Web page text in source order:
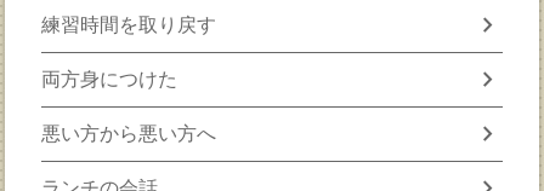
練習時間を取り戻す chevron_right
両方身につけた chevron_right
悪い方から悪い方へ chevron_right